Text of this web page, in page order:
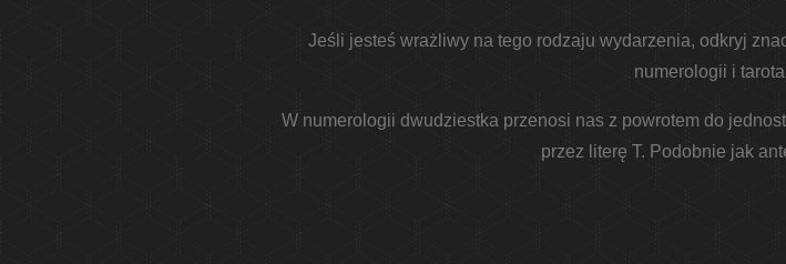
Jeśli jesteś wrażliwy na tego rodzaju wydarzenia, odkryj
numerologii i
W numerologii dwudziestka przenosi nas z powrotem do
przez literę T. Podobnie jak